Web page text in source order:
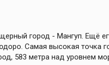
город - Мангуп. Ещё
Самая высокая точка
583 метра над уровнем